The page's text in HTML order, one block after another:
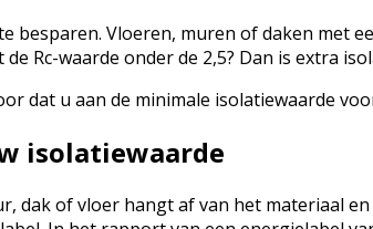
besparen. Vloeren, muren of daken met
Rc-waarde onder de 2,5? Dan is extra
dat u aan de minimale isolatiewaarde
isolatiewaarde
dak of vloer hangt af van het materiaal